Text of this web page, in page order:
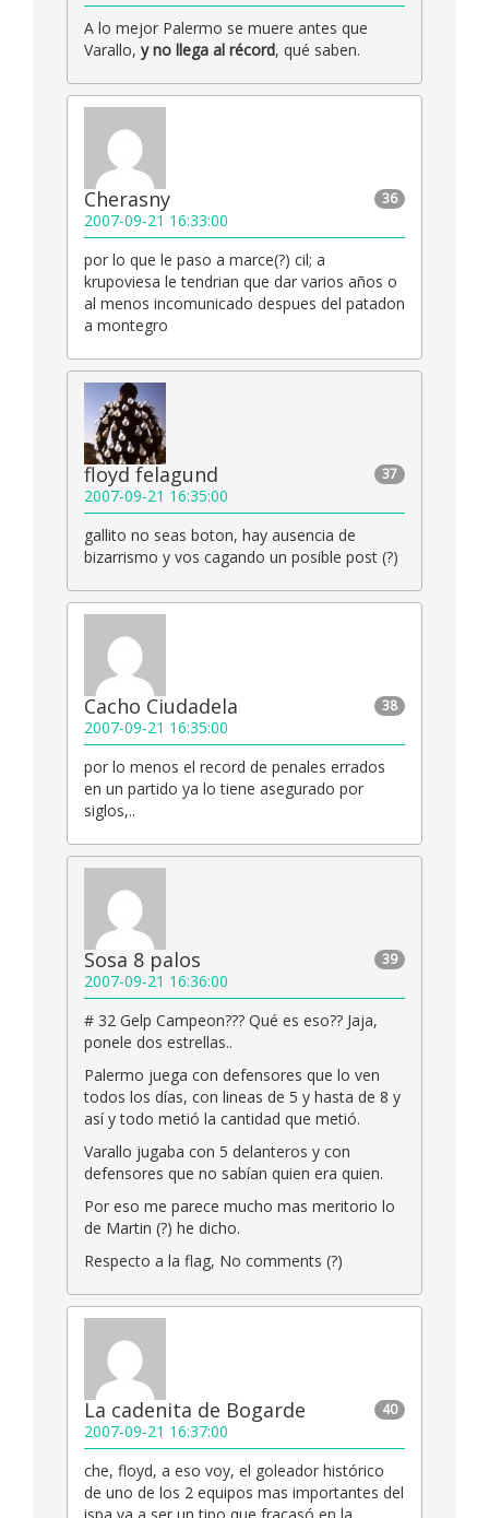
A lo mejor Palermo se muere antes que
Varallo, y no llega al récord, qué saben.
36
Cherasny
2007-09-21 16:33:00
por lo que le paso a marce(?) cil; a
krupoviesa le tendrian que dar varios años o
al menos incomunicado despues del patadon
a montegro
37
floyd felagund
2007-09-21 16:35:00
gallito no seas boton, hay ausencia de
bizarrismo y vos cagando un posible post (?)
38
Cacho Ciudadela
2007-09-21 16:35:00
por lo menos el record de penales errados
en un partido ya lo tiene asegurado por
siglos,..
39
Sosa 8 palos
2007-09-21 16:36:00
# 32 Gelp Campeon??? Qué es eso?? Jaja,
ponele dos estrellas..
Palermo juega con defensores que lo ven
todos los días, con lineas de 5 y hasta de 8 y
así y todo metió la cantidad que metió.
Varallo jugaba con 5 delanteros y con
defensores que no sabían quien era quien.
Por eso me parece mucho mas meritorio lo
de Martin (?) he dicho.
Respecto a la flag, No comments (?)
40
La cadenita de Bogarde
2007-09-21 16:37:00
che, floyd, a eso voy, el goleador histórico
de uno de los 2 equipos mas importantes del
ispa va a ser un tipo que fracasó en la